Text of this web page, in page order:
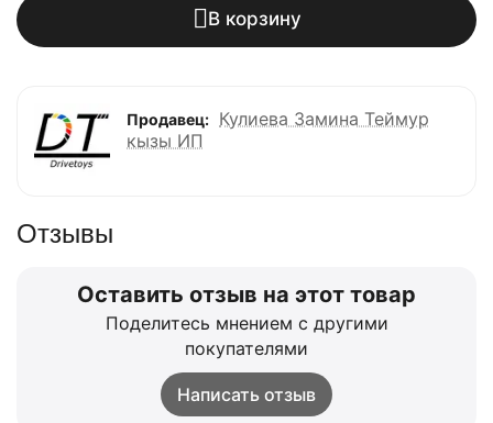
В корзину
Продавец: Кулиева Замина Теймур
кызы ИП
Отзывы
Оставить отзыв на этот товар
Поделитесь мнением с другими
покупателями
Написать отзыв